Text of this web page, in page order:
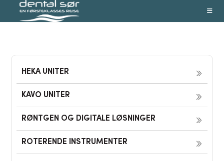
HEKA UNITER
KAVO UNITER
RØNTGEN OG DIGITALE LØSNINGER
ROTERENDE INSTRUMENTER